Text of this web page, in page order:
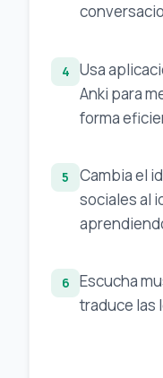
4
Usa
Anki para
forma
5
Cambia el
sociales al
6
Escucha
traduce las